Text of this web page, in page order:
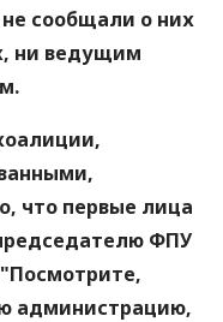
сообщали о них
ни ведущим
что первые лица
ФПУ
администрацию,